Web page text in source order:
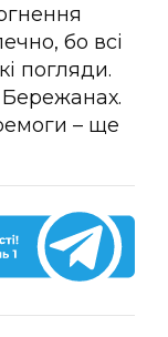
бо всі
погляди.
– ще